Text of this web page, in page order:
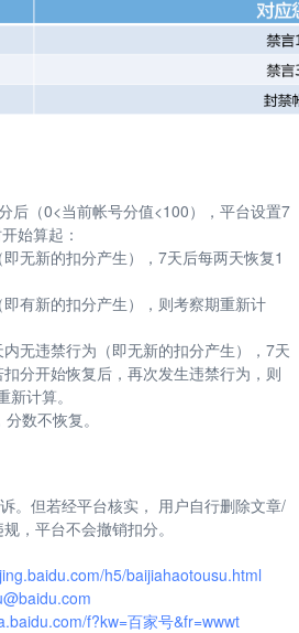
后（0<当前帐号分值<100），平台设置7
始算起：
无新的扣分产生），7天后每两天恢复1
有新的扣分产生），则考察期重新计
无违禁行为（即无新的扣分产生），7天
分开始恢复后，再次发生违禁行为，则
计算。
数不恢复。
。但若经平台核实， 用户自行删除文章/
，平台不会撤销扣分。
aidu.com/h5/baijiahaotousu.html
u.com
f?kw=百家号&fr=wwwt